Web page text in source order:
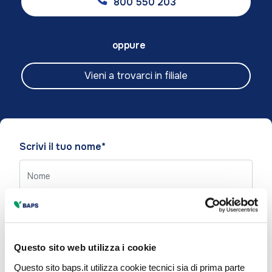
Questo sito web utilizza i cookie
Questo sito baps.it utilizza cookie tecnici sia di prima parte
oppure
Vieni a trovarci in filiale
Please
leave
this
empty.
Scrivi il tuo nome*
Scrivi il tuo cognome*